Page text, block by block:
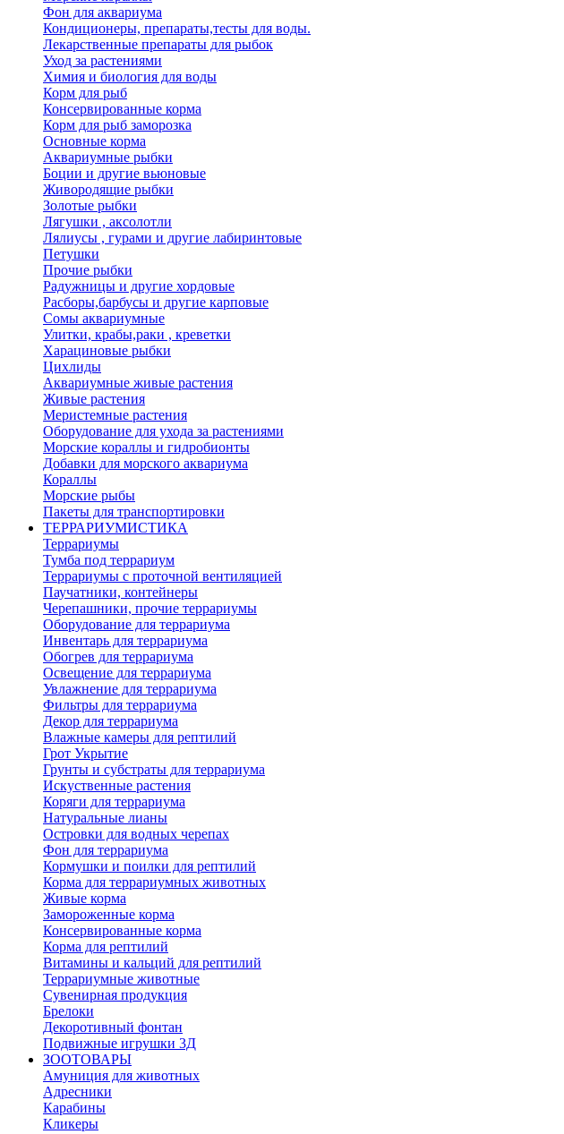
Фон для аквариума
Кондиционеры, препараты,тесты для воды.
Лекарственные препараты для рыбок
Уход за растениями
Химия и биология для воды
Корм для рыб
Консервированные корма
Корм для рыб заморозка
Основные корма
Аквариумные рыбки
Боции и другие вьюновые
Живородящие рыбки
Золотые рыбки
Лягушки , аксолотли
Лялиусы , гурами и другие лабиринтовые
Петушки
Прочие рыбки
Радужницы и другие хордовые
Расборы,барбусы и другие карповые
Сомы аквариумные
Улитки, крабы,раки , креветки
Харациновые рыбки
Цихлиды
Аквариумные живые растения
Живые растения
Меристемные растения
Оборудование для ухода за растениями
Морские кораллы и гидробионты
Добавки для морского аквариума
Кораллы
Морские рыбы
Пакеты для транспортировки
ТЕРРАРИУМИСТИКА
Террариумы
Тумба под террариум
Террариумы с проточной вентиляцией
Паучатники, контейнеры
Черепашники, прочие террариумы
Оборудование для террариума
Инвентарь для террариума
Обогрев для террариума
Освещение для террариума
Увлажнение для террариума
Фильтры для террариума
Декор для террариума
Влажные камеры для рептилий
Грот Укрытие
Грунты и субстраты для террариума
Искуственные растения
Коряги для террариума
Натуральные лианы
Островки для водных черепах
Фон для террариума
Кормушки и поилки для рептилий
Корма для террариумных животных
Живые корма
Замороженные корма
Консервированные корма
Корма для рептилий
Витамины и кальций для рептилий
Террариумные животные
Сувенирная продукция
Брелоки
Декоротивный фонтан
Подвижные игрушки 3Д
ЗООТОВАРЫ
Амуниция для животных
Адресники
Карабины
Кликеры